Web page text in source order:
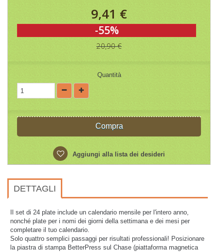
9,41 €
-55%
20,90 €
Quantità
Compra
Aggiungi alla lista dei desideri
DETTAGLI
Il set di 24 plate include un calendario mensile per l'intero anno,
nonché plate per i nomi dei giorni della settimana e dei mesi per
completare il tuo calendario.
Solo quattro semplici passaggi per risultati professionali! Posizionare
la piastra di stampa BetterPress sul Chase (piattaforma magnetica